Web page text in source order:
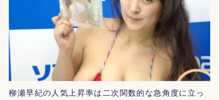
柳瀬早紀の人気上昇率は二次関数的な急角度に立っ